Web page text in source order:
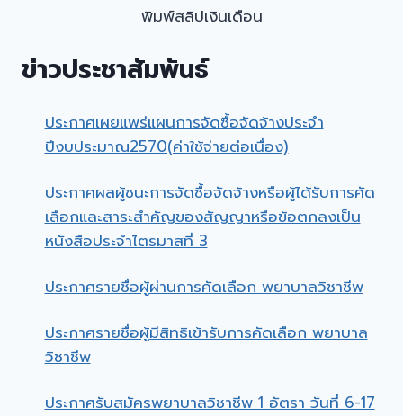
พิมพ์สลิปเงินเดือน
ข่าวประชาสัมพันธ์
ประกาศเผยแพร่แผนการจัดซื้อจัดจ้างประจำ
ปีงบประมาณ2570(ค่าใช้จ่ายต่อเนื่อง)
ประกาศผลผู้ชนะการจัดซื้อจัดจ้างหรือผู้ได้รับการคัด
เลือกและสาระสำคัญของสัญญาหรือข้อตกลงเป็น
หนังสือประจำไตรมาสที่ 3
ประกาศรายชื่อผู้ผ่านการคัดเลือก พยาบาลวิชาชีพ
ประกาศรายชื่อผู้มีสิทธิเข้ารับการคัดเลือก พยาบาล
วิชาชีพ
ประกาศรับสมัครพยาบาลวิชาชีพ 1 อัตรา วันที่ 6-17